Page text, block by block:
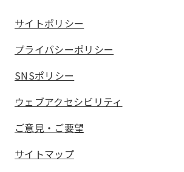
サイトポリシー
プライバシーポリシー
SNSポリシー
ウェブアクセシビリティ
ご意見・ご要望
サイトマップ